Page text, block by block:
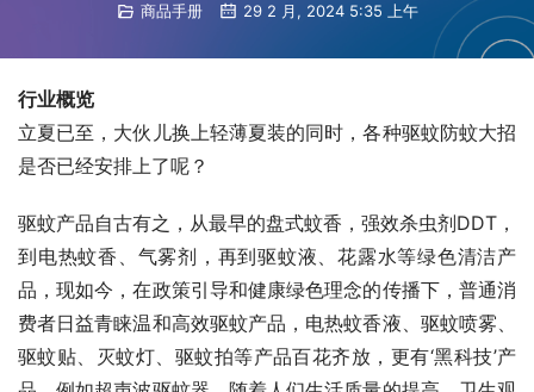
商品手册 29 2 月, 2024 5:35 上午
行业概览
立夏已至，大伙儿换上轻薄夏装的同时，各种驱蚊防蚊大招
是否已经安排上了呢？
驱蚊产品自古有之，从最早的盘式蚊香，强效杀虫剂DDT，
到电热蚊香、气雾剂，再到驱蚊液、花露水等绿色清洁产
品，现如今，在政策引导和健康绿色理念的传播下，普通消
费者日益青睐温和高效驱蚊产品，电热蚊香液、驱蚊喷雾、
驱蚊贴、灭蚊灯、驱蚊拍等产品百花齐放，更有‘黑科技’产